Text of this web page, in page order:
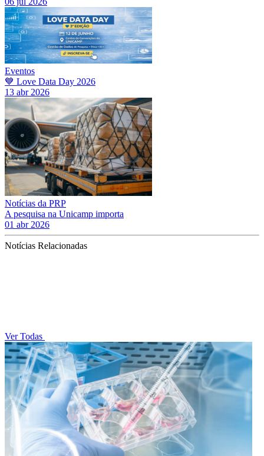
Eventos
💙 Love Data Day 2026
13 abr 2026
Notícias da PRP
A pesquisa na Unicamp importa
01 abr 2026
Notícias Relacionadas
Ver Todas